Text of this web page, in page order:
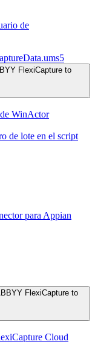
de
FlexiCapture to
WinActor
de lote en el script
para Appian
FlexiCapture to
Cloud